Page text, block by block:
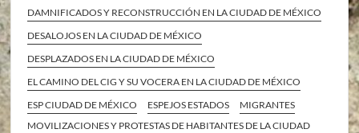
DAMNIFICADOS Y RECONSTRUCCIÓN EN LA CIUDAD DE MÉXICO
DESALOJOS EN LA CIUDAD DE MÉXICO
DESPLAZADOS EN LA CIUDAD DE MÉXICO
EL CAMINO DEL CIG Y SU VOCERA EN LA CIUDAD DE MÉXICO
ESP CIUDAD DE MÉXICO
ESPEJOS ESTADOS
MIGRANTES
MOVILIZACIONES Y PROTESTAS DE HABITANTES DE LA CIUDAD